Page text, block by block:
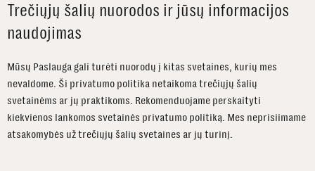
Trečiųjų šalių nuorodos ir jūsų informacijos
naudojimas
Mūsų Paslauga gali turėti nuorodų į kitas svetaines, kurių mes
nevaldome. Ši privatumo politika netaikoma trečiųjų šalių
svetainėms ar jų praktikoms. Rekomenduojame perskaityti
kiekvienos lankomos svetainės privatumo politiką. Mes neprisiimame
atsakomybės už trečiųjų šalių svetaines ar jų turinį.